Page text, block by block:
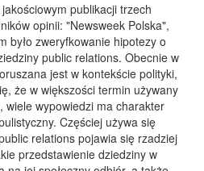
publikacji trzech
opinii: "Newsweek Polska",
było zweryfkowanie hipotezy o
public relations. Obecnie w
jest w kontekście polityki,
że w większości termin używany
wiele wypowiedzi ma charakter
Częściej używa się
relations pojawia się rzadziej
przedstawienie dziedziny w